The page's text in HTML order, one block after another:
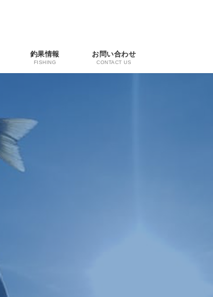
釣果情報
FISHING
お問い合わせ
CONTACT US